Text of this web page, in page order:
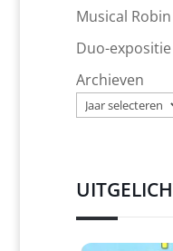
Musical
Duo-expositie
Archieven